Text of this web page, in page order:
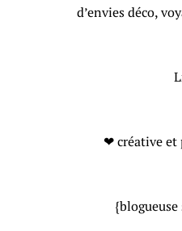
d’envies déco,
❤ créative et